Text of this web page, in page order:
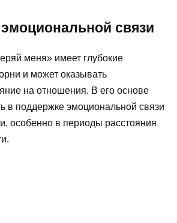
связи
меня» имеет глубокие
и может оказывать
на отношения. В его основе
в поддержке эмоциональной связи
особенно в периоды расстояния